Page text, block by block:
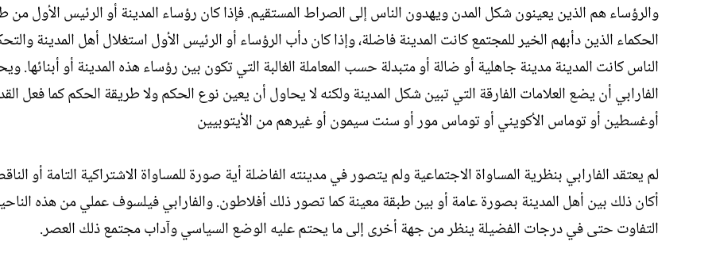
والرؤساء هم الذين يعينون شكل المدن ويهدون الناس إلى الصراط المستقيم. فإذا كان رؤساء المدينة أو الرئيس الأول من
الحكماء الذين دأبهم الخير للمجتمع كانت المدينة فاضلة، وإذا كان دأب الرؤساء أو الرئيس الأول استغلال أهل المدينة
الناس كانت المدينة مدينة جاهلية أو ضالة أو متبدلة حسب المعاملة الغالبة التي تكون بين رؤساء هذه المدينة أو أبنائها.
الفارابي أن يضع العلامات الفارقة التي تبين شكل المدينة ولكنه لا يحاول أن يعين نوع الحكم ولا طريقة الحكم كما فعل
أوغسطين أو توماس الأكويني أو توماس مور أو سنت سيمون أو غيرهم من الأيتوبيين
لم يعتقد الفارابي بنظرية المساواة الاجتماعية ولم يتصور في مدينته الفاضلة أية صورة للمساواة الاشتراكية التامة أو
أكان ذلك بين أهل المدينة بصورة عامة أو بين طبقة معينة كما تصور ذلك أفلاطون. والفارابي فيلسوف عملي من هذه
التفاوت حتى في درجات الفضيلة ينظر من جهة أخرى إلى ما يحتم عليه الوضع السياسي وآداب مجتمع ذلك العصر.